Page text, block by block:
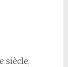
siècle,